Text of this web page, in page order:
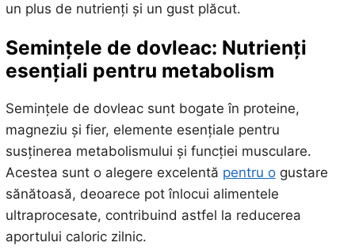
un plus de nutrienți și un gust plăcut.
Semințele de dovleac: Nutrienți
esențiali pentru metabolism
Semințele de dovleac sunt bogate în proteine,
magneziu și fier, elemente esențiale pentru
susținerea metabolismului și funcției musculare.
Acestea sunt o alegere excelentă pentru ogustare
sănătoasă, deoarece pot înlocui alimentele
ultraprocesate, contribuind astfel la reducerea
aportului caloric zilnic.